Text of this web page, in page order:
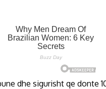
dhe sigurisht qe donte